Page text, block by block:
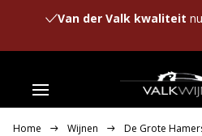
Van der Valk kwaliteit
Home Wijnen
De Grote